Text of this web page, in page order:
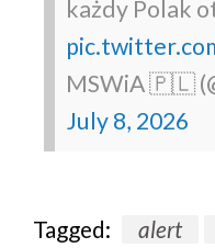
każdy Polak
MSWiA 🇵🇱
July 8, 2026
Tagged: alert